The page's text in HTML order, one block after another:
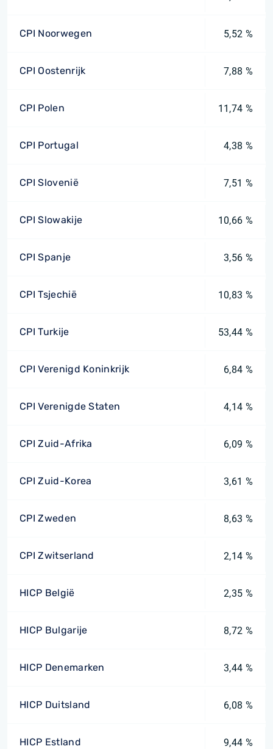
CPI Noorwegen 5,52 %
CPI Oostenrijk 7,88 %
CPI Polen 11,74 %
CPI Portugal 4,38 %
CPI Slovenië 7,51 %
CPI Slowakije 10,66 %
CPI Spanje 3,56 %
CPI Tsjechië 10,83 %
CPI Turkije 53,44 %
CPI Verenigd Koninkrijk 6,84 %
CPI Verenigde Staten 4,14 %
CPI Zuid-Afrika 6,09 %
CPI Zuid-Korea 3,61 %
CPI Zweden 8,63 %
CPI Zwitserland 2,14 %
HICP België 2,35 %
HICP Bulgarije 8,72 %
HICP Denemarken 3,44 %
HICP Duitsland 6,08 %
HICP Estland 9,44 %